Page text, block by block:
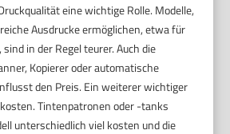
eine wichtige Rolle. Modelle,
Ausdrucke ermöglichen, etwa für
in der Regel teurer. Auch die
Kopierer oder automatische
den Preis. Ein weiterer wichtiger
Tintenpatronen oder -tanks
unterschiedlich viel kosten und die